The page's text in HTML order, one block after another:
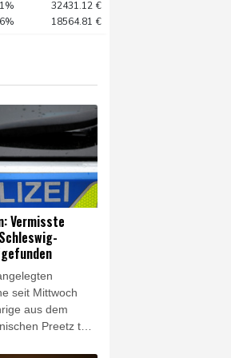
32431.12 €
18564.81 €
Vermisste
seit Mittwoch
aus dem
Preetz tot